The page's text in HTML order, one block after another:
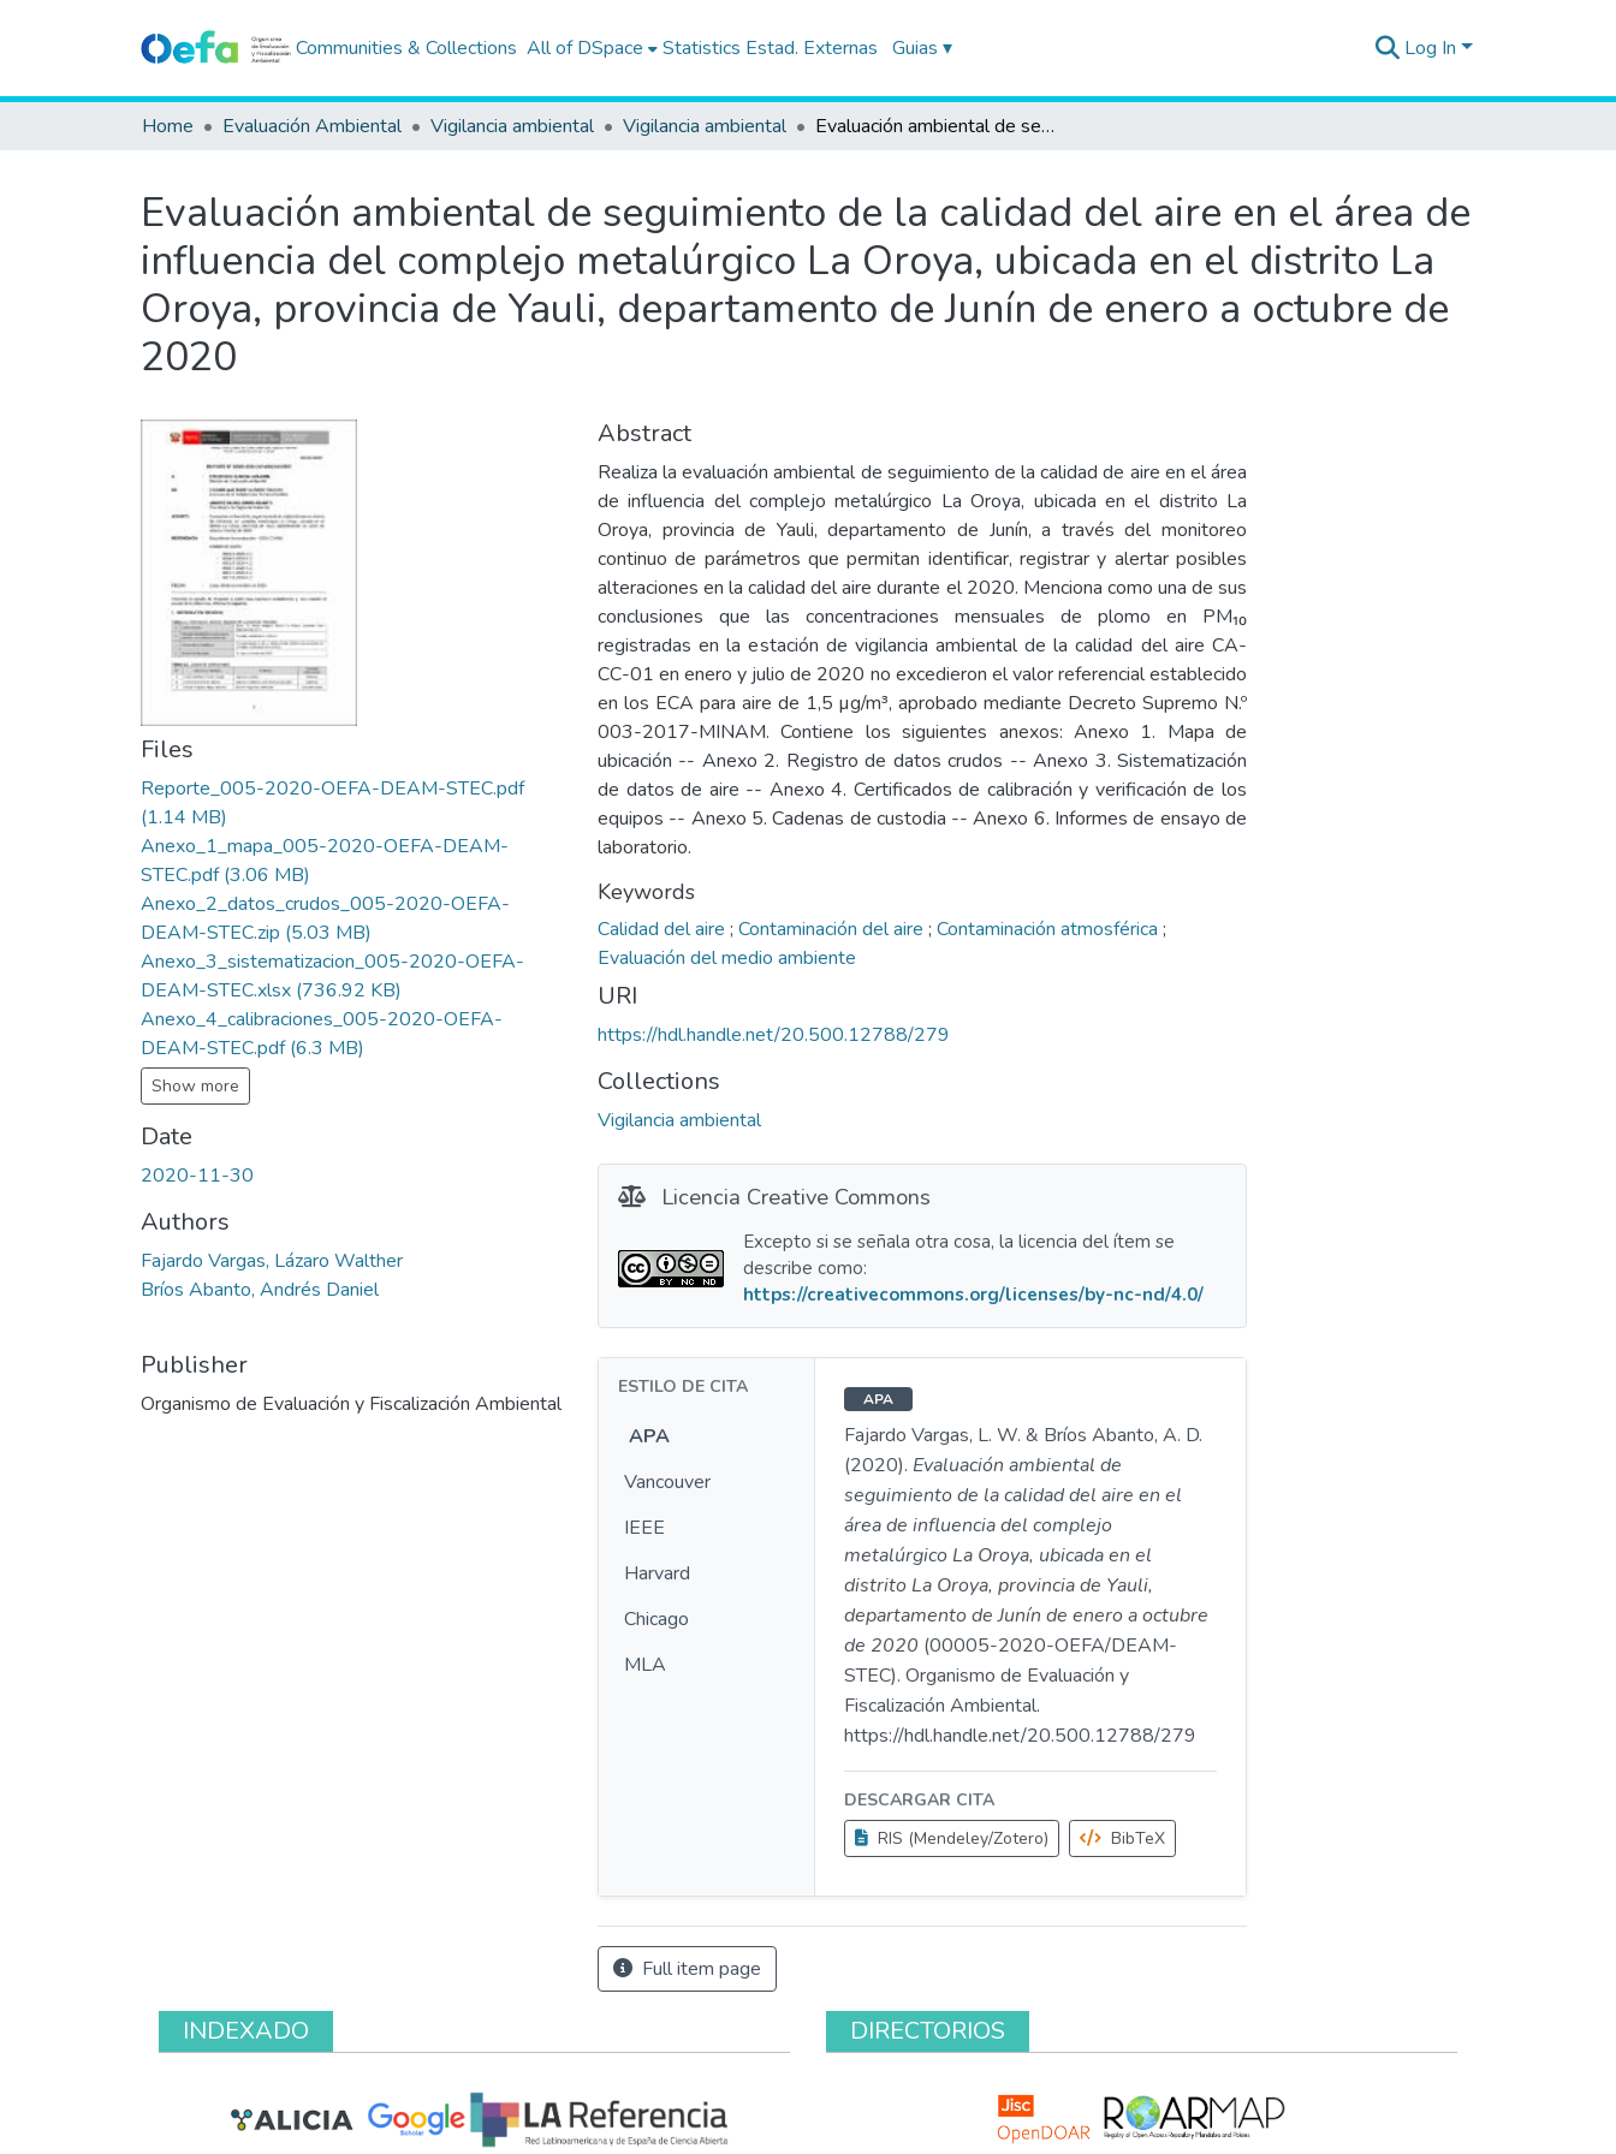
Communities & Collections All of DSpace Statistics Estad. Externas Guias ▾ Log In
Home Evaluación Ambiental Vigilancia ambiental Vigilancia ambiental Evaluación ambiental de seguimiento de la calidad del aire en el área de influencia del complejo metalúrgico La Oroya, ubicada en el distrito La Oroya, provincia de Yauli, departamento de Junín de enero a octubre de 2020
Evaluación ambiental de seguimiento de la calidad del aire en el área de
influencia del complejo metalúrgico La Oroya, ubicada en el distrito La
Oroya, provincia de Yauli, departamento de Junín de enero a octubre de
2020
Files
Reporte_005-2020-OEFA-DEAM-STEC.pdf
(1.14 MB)
Anexo_1_mapa_005-2020-OEFA-DEAM-
STEC.pdf(3.06 MB)
Anexo_2_datos_crudos_005-2020-OEFA-
DEAM-STEC.zip (5.03 MB)
Anexo_3_sistematizacion_005-2020-OEFA-
DEAM-STEC.xlsx (736.92 KB)
Anexo_4_calibraciones_005-2020-OEFA-
DEAM-STEC.pdf(6.3 MB)
Show more
Date
2020-11-30
Authors
Fajardo Vargas, Lázaro Walther
Bríos Abanto, Andrés Daniel
Publisher
Organismo de Evaluación y Fiscalización Ambiental
Abstract
Realiza la evaluación ambiental de seguimiento de la calidad de aire en el área
de influencia del complejo metalúrgico La Oroya, ubicada en el distrito La
Oroya, provincia de Yauli, departamento de Junín, a través del monitoreo
continuo de parámetros que permitan identificar, registrar y alertar posibles
alteraciones en la calidad del aire durante el 2020. Menciona como una de sus
conclusiones que las concentraciones mensuales de plomo en PM₁₀
registradas en la estación de vigilancia ambiental de la calidad del aire CA-
CC-01 en enero y julio de 2020 no excedieron el valor referencial establecido
en los ECA para aire de 1,5 µg/m³, aprobado mediante Decreto Supremo N.º
003-2017-MINAM. Contiene los siguientes anexos: Anexo 1. Mapa de
ubicación -- Anexo 2. Registro de datos crudos -- Anexo 3. Sistematización
de datos de aire -- Anexo 4. Certificados de calibración y verificación de los
equipos -- Anexo 5. Cadenas de custodia -- Anexo 6. Informes de ensayo de
laboratorio.
Keywords
Calidad del aire ; Contaminación del aire ; Contaminación atmosférica ;
Evaluación del medio ambiente
URI
https://hdl.handle.net/20.500.12788/279
Collections
Vigilancia ambiental
Licencia Creative Commons
Excepto si se señala otra cosa, la licencia del ítem se
describe como:
https://creativecommons.org/licenses/by-nc-nd/4.0/
ESTILO DE CITA
APA
Vancouver
IEEE
Harvard
Chicago
MLA
APA
Fajardo Vargas, L. W. & Bríos Abanto, A. D.
(2020). Evaluación ambiental de
seguimiento de la calidad del aire en el
área de influencia del complejo
metalúrgico La Oroya, ubicada en el
distrito La Oroya, provincia de Yauli,
departamento de Junín de enero a octubre
de 2020 (00005-2020-OEFA/DEAM-
STEC). Organismo de Evaluación y
Fiscalización Ambiental.
https://hdl.handle.net/20.500.12788/279
DESCARGAR CITA
RIS (Mendeley/Zotero)
BibTeX
Full item page
INDEXADO DIRECTORIOS